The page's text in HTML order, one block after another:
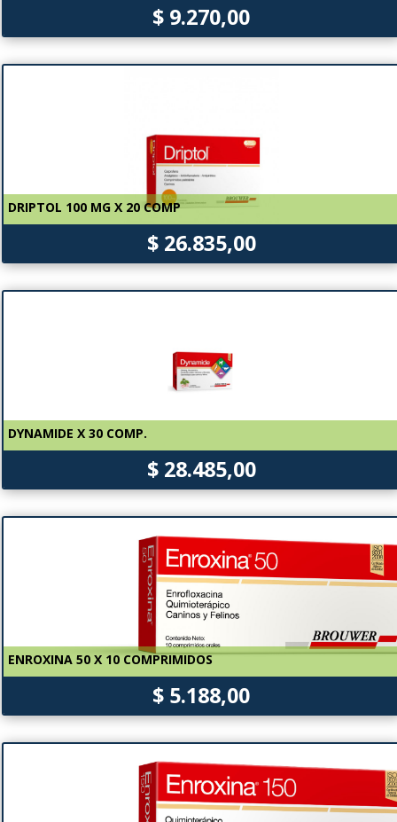
$ 9.270,00
DRIPTOL 100 MG X 20 COMP
$ 26.835,00
DYNAMIDE X 30 COMP.
$ 28.485,00
ENROXINA 50 X 10 COMPRIMIDOS
$ 5.188,00